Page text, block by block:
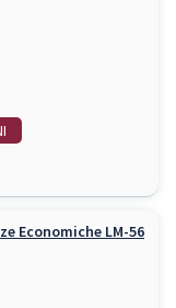
Economiche LM-56